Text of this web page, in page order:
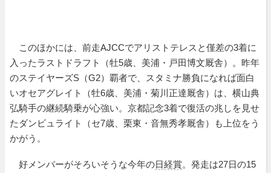
このほかには、前走AJCCでアリストテレスと僅差の3着に
入ったラストドラフト（牡5歳、美浦・戸田博文厩舎）。昨年
のステイヤーズS（G2）覇者で、スタミナ勝負になれば面白
いオセアグレイト（牡6歳、美浦・菊川正達厩舎）は、横山典
弘騎手の継続騎乗が心強い。京都記念3着で復活の兆しを見せ
たダンビュライト（セ7歳、栗東・音無秀孝厩舎）も上位をう
かがう。
好メンバーがそろいそうな今年の日経賞。発走は27日の15